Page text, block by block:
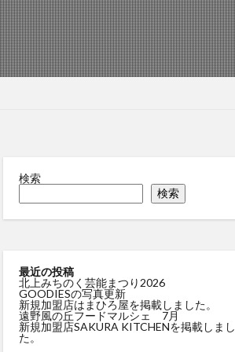
検索
検索
最近の投稿
北上みちのく芸能まつり2026
GOODIESの写真更新
新規加盟店はまひろ屋を掲載しました。
遠野風の丘フードマルシェ 7月
新規加盟店SAKURA KITCHENを掲載しまし
た。